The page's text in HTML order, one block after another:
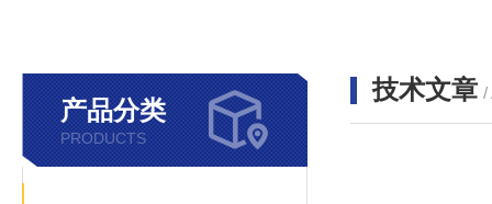
产品分类
PRODUCTS
技术文章 /